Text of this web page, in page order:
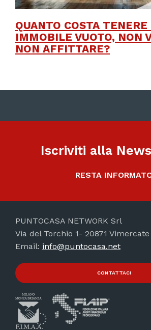
QUANTO COSTA TENERE
IMMOBILE VUOTO, NON
NON AFFITTARE?
Iscriviti alla
RESTA
PUNTOCASA NETWORK Srl
Via del Torchio 1- 20871
Email: info@puntocasa.net
CONTATTACI